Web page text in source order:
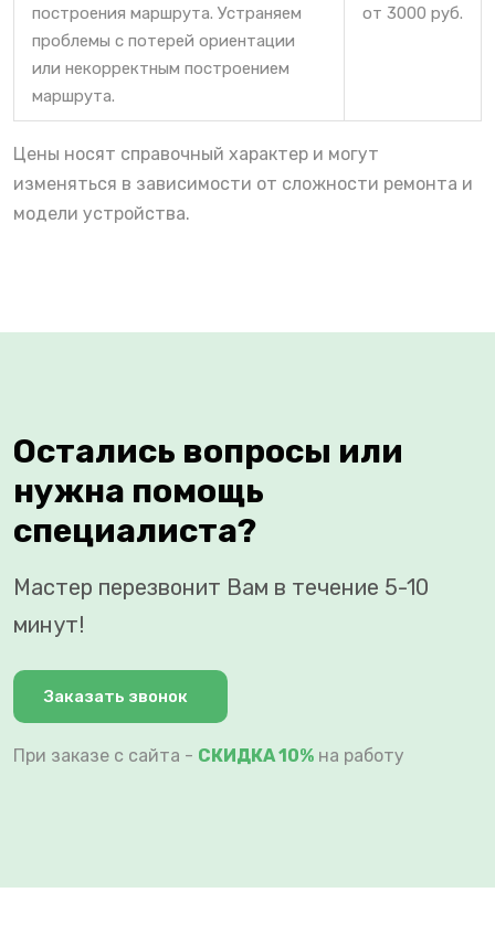
построения маршрута. Устраняем
проблемы с потерей ориентации
или некорректным построением
маршрута.
от 3000 руб.
Цены носят справочный характер и могут
изменяться в зависимости от сложности ремонта и
модели устройства.
Остались вопросы или
нужна помощь
специалиста?
Мастер перезвонит Вам в течение 5-10
минут!
Заказать звонок
При заказе с сайта - СКИДКА 10% на работу